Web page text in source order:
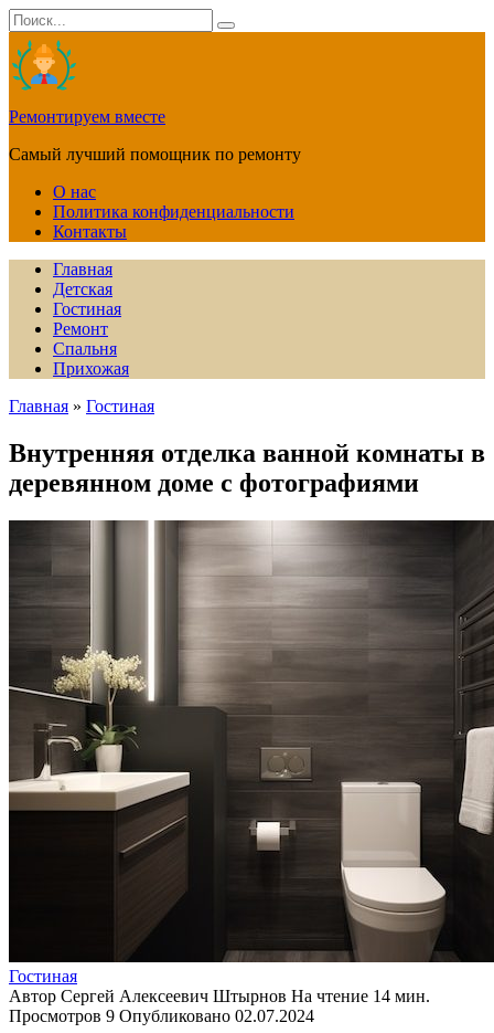
Перейти
к
содержанию
Search
for:
Ремонтируем вместе
Самый лучший помощник по ремонту
О нас
Политика конфиденциальности
Контакты
Главная
Детская
Гостиная
Ремонт
Спальня
Прихожая
Главная » Гостиная
Внутренняя отделка ванной комнаты в
деревянном доме с фотографиями
Гостиная
Автор Сергей Алексеевич Штырнов На чтение 14 мин.
Просмотров 9 Опубликовано 02.07.2024